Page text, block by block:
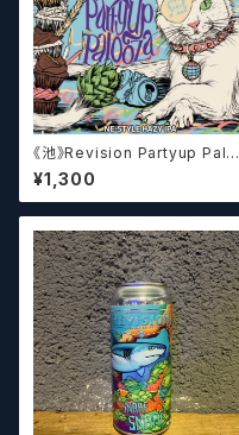
《池》Revision Partyup Palo
oza (473ml) / パーティアップ
パルーザ
¥1,300